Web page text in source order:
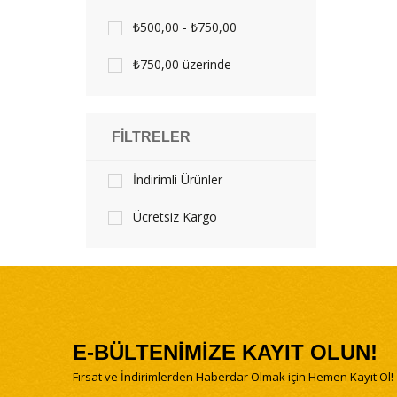
₺500,00 - ₺750,00
₺750,00 üzerinde
FILTRELER
İndirimli Ürünler
Ücretsiz Kargo
E-BÜLTENİMİZE KAYIT OLUN!
Fırsat ve İndirimlerden Haberdar Olmak için Hemen Kayıt Ol!